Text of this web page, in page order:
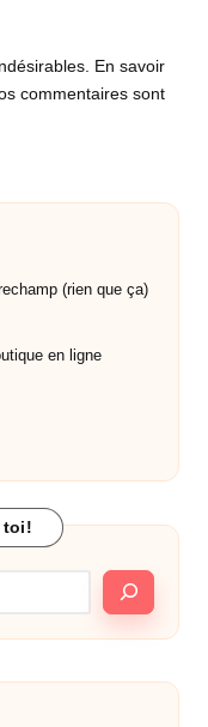
En savoir
commentaires sont
(rien que ça)
en ligne
toi!